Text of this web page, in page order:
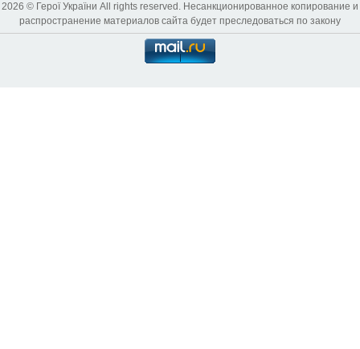
2026 © Герої України All rights reserved. Несанкционированное копирование и
распространение материалов сайта будет преследоваться по закону